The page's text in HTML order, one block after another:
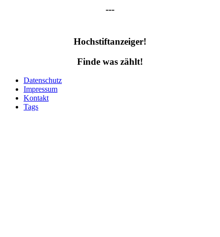
---
Hochstiftanzeiger!
Finde was zählt!
Datenschutz
Impressum
Kontakt
Tags